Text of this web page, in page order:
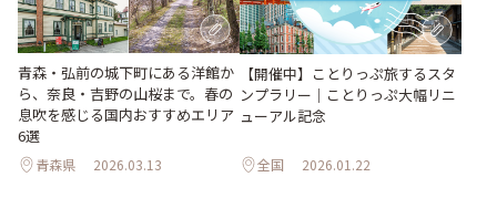
青森・弘前の城下町にある洋館か
ら、奈良・吉野の山桜まで。春の
息吹を感じる国内おすすめエリア
6選
青森県 2026.03.13
【開催中】ことりっぷ旅するスタ
ンプラリー｜ことりっぷ大幅リニ
ューアル記念
全国 2026.01.22